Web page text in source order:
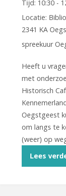
Tijd: 10:30 -
Locatie:
2341 KA
spreekuur
Heeft u
met
Historisch
Oegstgeest
om langs te
(weer) op
Lees